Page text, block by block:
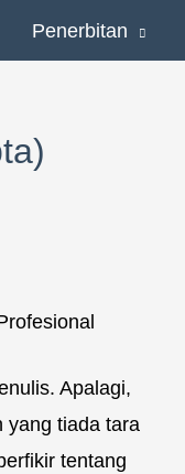
Penerbitan
Apalagi,
yang tiada tara
tentang